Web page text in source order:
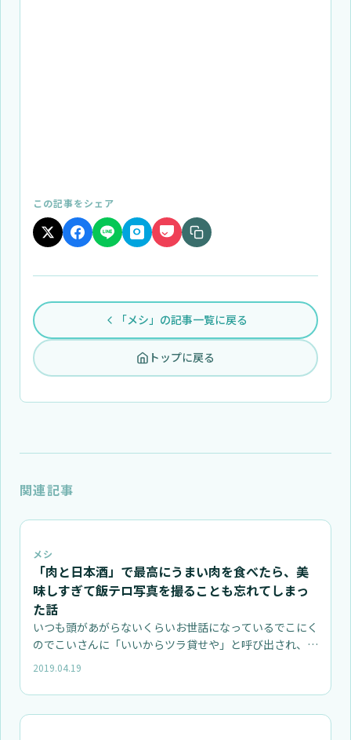
この記事をシェア
「メシ」の記事一覧に戻る
トップに戻る
関連記事
メシ
「肉と日本酒」で最高にうまい肉を食べたら、美
味しすぎて飯テロ写真を撮ることも忘れてしまっ
た話
いつも頭があがらないくらいお世話になっているでこにく
のでこいさんに「いいからツラ貸せや」と呼び出され、予
約しないと入れな…
2019.04.19